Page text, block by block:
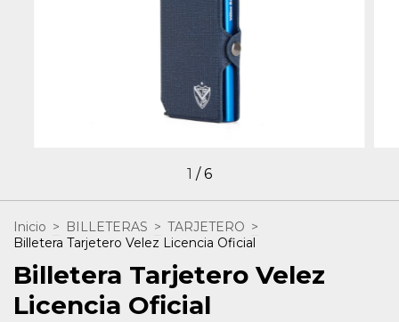
1 /6
Inicio > BILLETERAS > TARJETERO >
Billetera Tarjetero Velez Licencia Oficial
Billetera Tarjetero Velez
Licencia Oficial